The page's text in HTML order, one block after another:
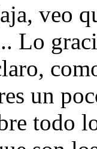
veo
Lo
un
todo